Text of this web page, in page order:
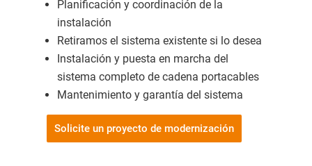
Planificación y coordinación de la
instalación
Retiramos el sistema existente si lo desea
Instalación y puesta en marcha del
sistema completo de cadena portacables
Mantenimiento y garantía del sistema
Solicite un proyecto de modernización